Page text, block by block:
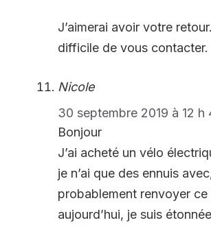
J’aimerai avoir votre
difficile de vous contacter.
Nicole
30 septembre 2019 à 12 h
Bonjour
J’ai acheté un vélo
je n’ai que des ennuis
probablement renvoyer ce
aujourd’hui, je suis